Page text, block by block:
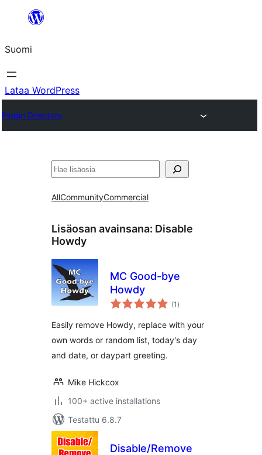
Suomi
Lataa WordPress
Plugin Directory
Etsi
AllCommunityCommercial
Lisäosan avainsana: Disable
Howdy
MC Good-bye
Howdy
(1 arvosanat
yhteensä
)
Easily remove Howdy, replace with your
own words or random list, today's day
and date, or daypart greeting.
Mike Hickcox
100+ active installations
Testattu 6.8.7
Disable/Remove